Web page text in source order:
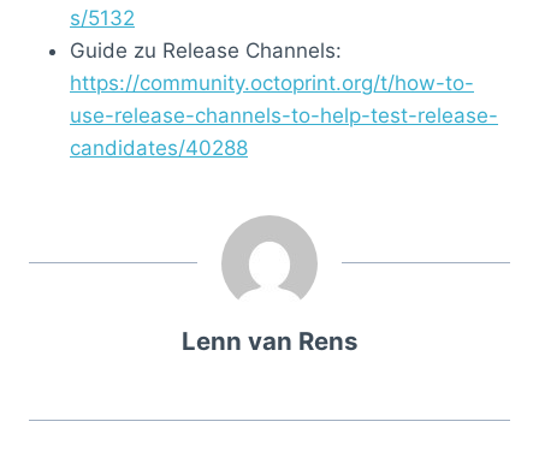
s/5132
Guide zu Release Channels:
https://community.octoprint.org/t/how-to-
use-release-channels-to-help-test-release-
candidates/40288
Lenn van Rens